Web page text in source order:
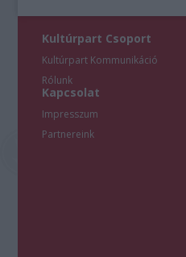
Kultúrpart Csoport
Kultúrpart Kommunikáció
Rólunk
Kapcsolat
Impresszum
Partnereink